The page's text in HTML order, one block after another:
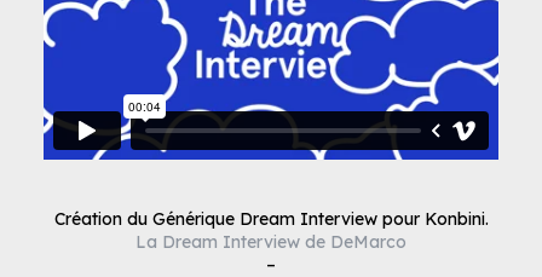
Création du Générique Dream Interview pour Konbini.
La Dream Interview de DeMarco
–